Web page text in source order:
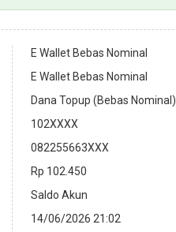
E Wallet Bebas Nominal
E Wallet Bebas Nominal
Dana Topup (Bebas Nominal)
102XXXX
082255663XXX
Rp 102.450
Saldo Akun
14/06/2026 21:02